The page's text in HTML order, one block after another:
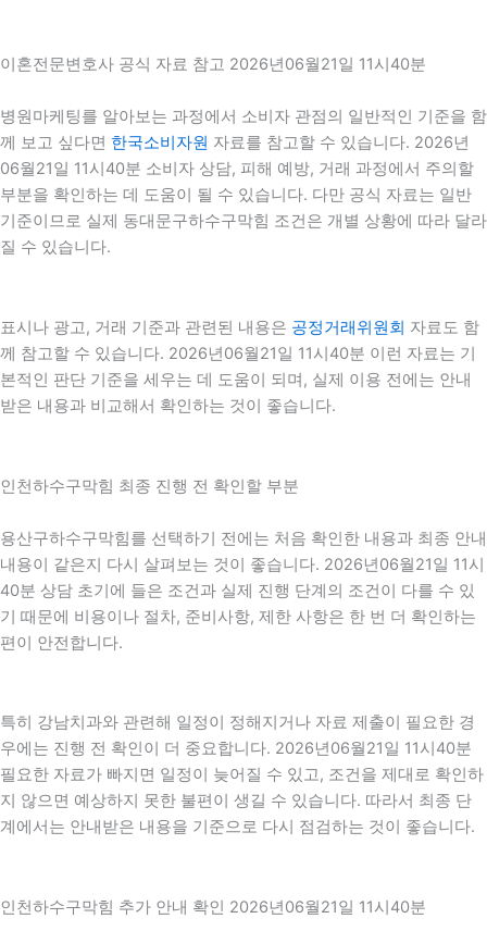
이혼전문변호사 공식 자료 참고 2026년06월21일 11시40분
병원마케팅를 알아보는 과정에서 소비자 관점의 일반적인 기준을 함
께 보고 싶다면 한국소비자원 자료를 참고할 수 있습니다. 2026년
06월21일 11시40분 소비자 상담, 피해 예방, 거래 과정에서 주의할
부분을 확인하는 데 도움이 될 수 있습니다. 다만 공식 자료는 일반
기준이므로 실제 동대문구하수구막힘 조건은 개별 상황에 따라 달라
질 수 있습니다.
표시나 광고, 거래 기준과 관련된 내용은 공정거래위원회 자료도 함
께 참고할 수 있습니다. 2026년06월21일 11시40분 이런 자료는 기
본적인 판단 기준을 세우는 데 도움이 되며, 실제 이용 전에는 안내
받은 내용과 비교해서 확인하는 것이 좋습니다.
인천하수구막힘 최종 진행 전 확인할 부분
용산구하수구막힘를 선택하기 전에는 처음 확인한 내용과 최종 안내
내용이 같은지 다시 살펴보는 것이 좋습니다. 2026년06월21일 11시
40분 상담 초기에 들은 조건과 실제 진행 단계의 조건이 다를 수 있
기 때문에 비용이나 절차, 준비사항, 제한 사항은 한 번 더 확인하는
편이 안전합니다.
특히 강남치과와 관련해 일정이 정해지거나 자료 제출이 필요한 경
우에는 진행 전 확인이 더 중요합니다. 2026년06월21일 11시40분
필요한 자료가 빠지면 일정이 늦어질 수 있고, 조건을 제대로 확인하
지 않으면 예상하지 못한 불편이 생길 수 있습니다. 따라서 최종 단
계에서는 안내받은 내용을 기준으로 다시 점검하는 것이 좋습니다.
인천하수구막힘 추가 안내 확인 2026년06월21일 11시40분